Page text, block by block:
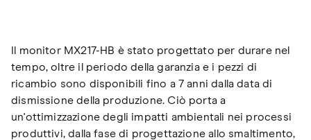
Il monitor MX217-HB è stato progettato per durare nel
tempo, oltre il periodo della garanzia e i pezzi di
ricambio sono disponibili fino a 7 anni dalla data di
dismissione della produzione. Ciò porta a
un'ottimizzazione degli impatti ambientali nei processi
produttivi, dalla fase di progettazione allo smaltimento,